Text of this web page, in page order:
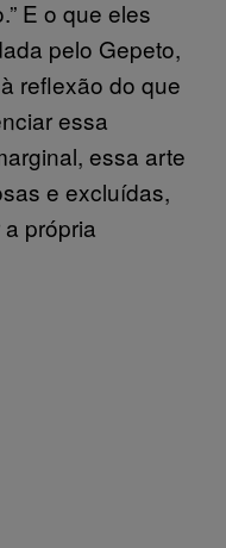
E o que eles
pelo Gepeto,
reflexão do que
essa
essa arte
e excluídas,
própria